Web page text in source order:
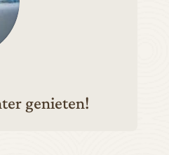
genieten!